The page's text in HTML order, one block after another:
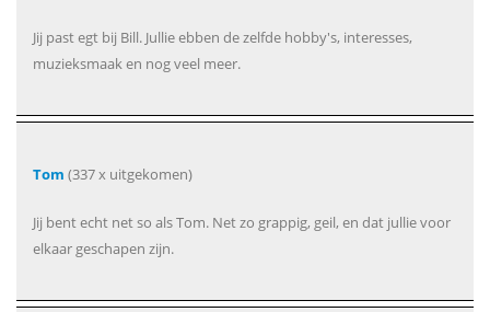
Jij past egt bij Bill. Jullie ebben de zelfde hobby's, interesses,
muzieksmaak en nog veel meer.
Tom (337 x uitgekomen)
Jij bent echt net so als Tom. Net zo grappig, geil, en dat jullie voor
elkaar geschapen zijn.